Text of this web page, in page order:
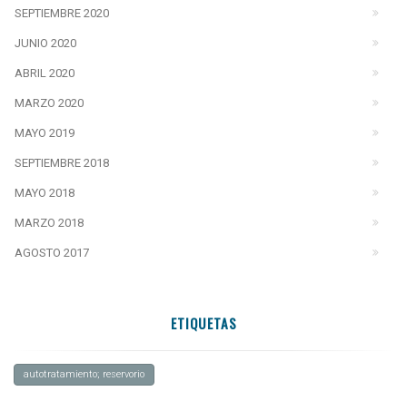
SEPTIEMBRE 2020
JUNIO 2020
ABRIL 2020
MARZO 2020
MAYO 2019
SEPTIEMBRE 2018
MAYO 2018
MARZO 2018
AGOSTO 2017
ETIQUETAS
autotratamiento; reservorio